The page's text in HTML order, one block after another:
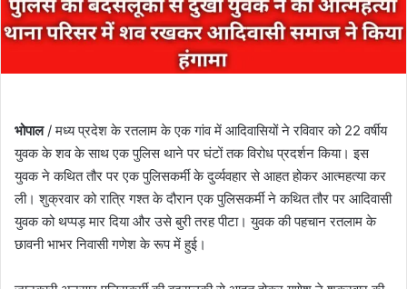
भोपाल/ मध्य प्रदेश के रतलाम के एक गांव में आदिवासियों ने रविवार को 22 वर्षीय
युवक के शव के साथ एक पुलिस थाने पर घंटों तक विरोध प्रदर्शन किया। इस
युवक ने कथित तौर पर एक पुलिसकर्मी के दुर्व्यवहार से आहत होकर आत्महत्या कर
ली। शुक्रवार को रात्रि गश्त के दौरान एक पुलिसकर्मी ने कथित तौर पर आदिवासी
युवक को थप्पड़ मार दिया और उसे बुरी तरह पीटा। युवक की पहचान रतलाम के
छावनी भाभर निवासी गणेश के रूप में हुई।